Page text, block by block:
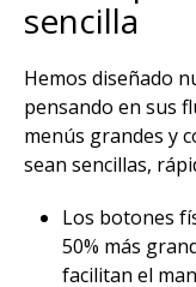
sencilla​
Hemos diseñado
pensando en sus
menús grandes y
sean sencillas,
Los botones
50% más
facilitan el